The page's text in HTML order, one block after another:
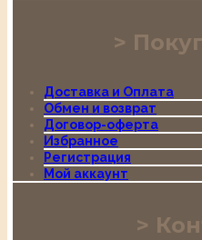
Доставка и Оплата
Обмен и возврат
Договор-оферта
Избранное
Регистрация
Мой аккаунт